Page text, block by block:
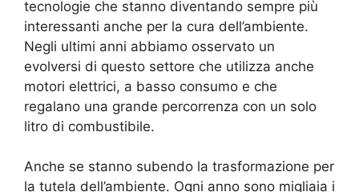
tecnologie che stanno diventando sempre più
interessanti anche per la cura dell’ambiente.
Negli ultimi anni abbiamo osservato un
evolversi di questo settore che utilizza anche
motori elettrici, a basso consumo e che
regalano una grande percorrenza con un solo
litro di combustibile.
Anche se stanno subendo la trasformazione per
la tutela dell’ambiente. Ogni anno sono migliaia i